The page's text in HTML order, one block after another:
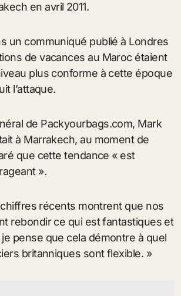
en avril 2011.
un communiqué publié à Londres
de vacances au Maroc étaient
plus conforme à cette époque
l’attaque.
de Packyourbags.com, Mark
à Marrakech, au moment de
que cette tendance « est
».
chiffres récents montrent que nos
rebondir ce qui est fantastiques et
pense que cela démontre à quel
britanniques sont flexible. »